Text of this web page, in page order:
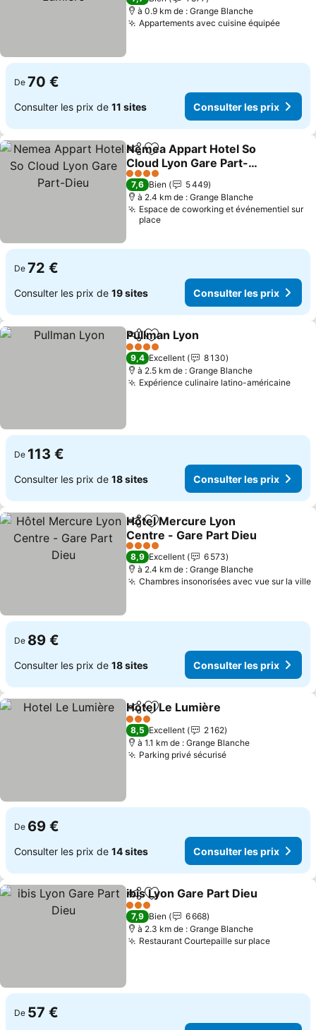
à 0.9 km de : Grange Blanche
Appartements avec cuisine équipée
De 70 €
Consulter les prix de 11 sites Consulter les prix
PartagerAjouter à mes favoris
Nemea Appart Hotel So
Cloud Lyon Gare Part-
Dieu
Consulter les prix
4 Étoiles
7,6 Bien
5 449
à 2.4 km de : Grange Blanche
Espace de coworking et événementiel sur
place
De 72 €
Consulter les prix de 19 sites Consulter les prix
PartagerAjouter à mes favoris
Pullman Lyon
4 Étoiles
9,4 Excellent
8 130
à 2.5 km de : Grange Blanche
Expérience culinaire latino-américaine
De 113 €
Consulter les prix de 18 sites Consulter les prix
PartagerAjouter à mes favoris
Hôtel Mercure Lyon
Centre - Gare Part Dieu
Consulter les prix
4 Étoiles
8,9 Excellent
6 573
à 2.4 km de : Grange Blanche
Chambres insonorisées avec vue sur la ville
De 89 €
Consulter les prix de 18 sites Consulter les prix
PartagerAjouter à mes favoris
Hotel Le Lumière
3 Étoiles
8,5 Excellent
2 162
à 1.1 km de : Grange Blanche
Parking privé sécuriséConsulter les
De 69 €
Consulter les prix de 14 sites Consulter les prix
PartagerAjouter à mes favoris
ibis Lyon Gare Part Dieu
3 Étoiles
7,9 Bien
6 668
à 2.3 km de : Grange Blanche
Restaurant Courtepaille sur place
De 57 €